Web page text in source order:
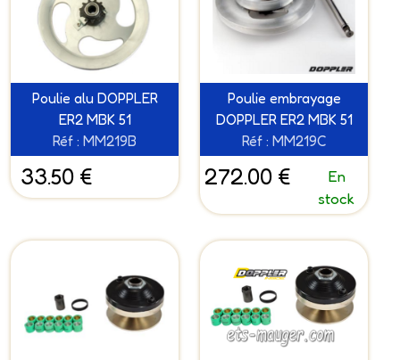
Poulie alu DOPPLER
ER2 MBK 51
Réf : MM219B
33.50 €
Poulie embrayage
DOPPLER ER2 MBK 51
Réf : MM219C
272.00 €
En
stock